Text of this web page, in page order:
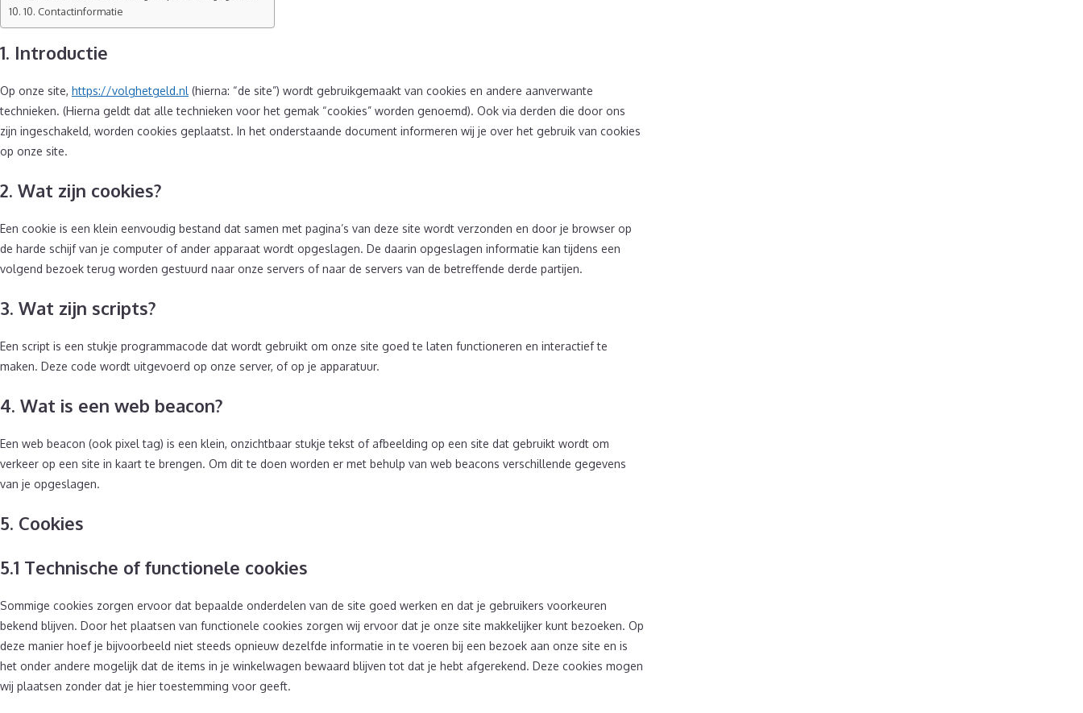
10. Contactinformatie
1. Introductie
Op onze site, https://volghetgeld.nl (hierna: “de site”) wordt gebruikgemaakt van cookies en andere aanverwante
technieken. (Hierna geldt dat alle technieken voor het gemak “cookies” worden genoemd). Ook via derden die door ons
zijn ingeschakeld, worden cookies geplaatst. In het onderstaande document informeren wij je over het gebruik van cookies
op onze site.
2. Wat zijn cookies?
Een cookie is een klein eenvoudig bestand dat samen met pagina’s van deze site wordt verzonden en door je browser op
de harde schijf van je computer of ander apparaat wordt opgeslagen. De daarin opgeslagen informatie kan tijdens een
volgend bezoek terug worden gestuurd naar onze servers of naar de servers van de betreffende derde partijen.
3. Wat zijn scripts?
Een script is een stukje programmacode dat wordt gebruikt om onze site goed te laten functioneren en interactief te
maken. Deze code wordt uitgevoerd op onze server, of op je apparatuur.
4. Wat is een web beacon?
Een web beacon (ook pixel tag) is een klein, onzichtbaar stukje tekst of afbeelding op een site dat gebruikt wordt om
verkeer op een site in kaart te brengen. Om dit te doen worden er met behulp van web beacons verschillende gegevens
van je opgeslagen.
5. Cookies
5.1 Technische of functionele cookies
Sommige cookies zorgen ervoor dat bepaalde onderdelen van de site goed werken en dat je gebruikers voorkeuren
bekend blijven. Door het plaatsen van functionele cookies zorgen wij ervoor dat je onze site makkelijker kunt bezoeken. Op
deze manier hoef je bijvoorbeeld niet steeds opnieuw dezelfde informatie in te voeren bij een bezoek aan onze site en is
het onder andere mogelijk dat de items in je winkelwagen bewaard blijven tot dat je hebt afgerekend. Deze cookies mogen
wij plaatsen zonder dat je hier toestemming voor geeft.